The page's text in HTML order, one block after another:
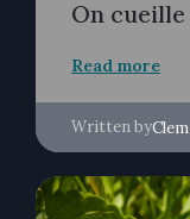
On
Read more
Written byClem